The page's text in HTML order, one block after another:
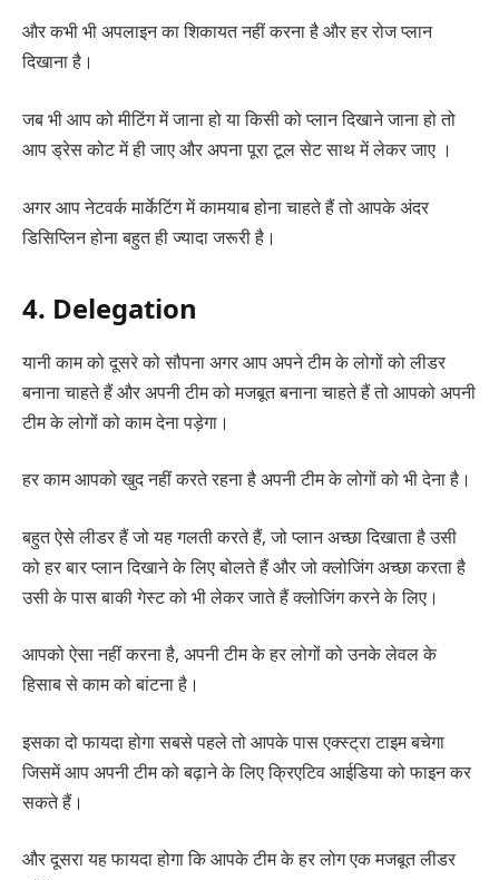
और कभी भी अपलाइन का शिकायत नहीं करना है और हर रोज प्लान
दिखाना है।
जब भी आप को मीटिंग में जाना हो या किसी को प्लान दिखाने जाना हो तो
आप ड्रेस कोट में ही जाए और अपना पूरा टूल सेट साथ में लेकर जाए ।
अगर आप नेटवर्क मार्केटिंग में कामयाब होना चाहते हैं तो आपके अंदर
डिसिप्लिन होना बहुत ही ज्यादा जरूरी है।
4. Delegation
यानी काम को दूसरे को सौपना अगर आप अपने टीम के लोगों को लीडर
बनाना चाहते हैं और अपनी टीम को मजबूत बनाना चाहते हैं तो आपको अपनी
टीम के लोगों को काम देना पड़ेगा।
हर काम आपको खुद नहीं करते रहना है अपनी टीम के लोगों को भी देना है।
बहुत ऐसे लीडर हैं जो यह गलती करते हैं, जो प्लान अच्छा दिखाता है उसी
को हर बार प्लान दिखाने के लिए बोलते हैं और जो क्लोजिंग अच्छा करता है
उसी के पास बाकी गेस्ट को भी लेकर जाते हैं क्लोजिंग करने के लिए।
आपको ऐसा नहीं करना है, अपनी टीम के हर लोगों को उनके लेवल के
हिसाब से काम को बांटना है।
इसका दो फायदा होगा सबसे पहले तो आपके पास एक्स्ट्रा टाइम बचेगा
जिसमें आप अपनी टीम को बढ़ाने के लिए क्रिएटिव आईडिया को फाइन कर
सकते हैं।
और दूसरा यह फायदा होगा कि आपके टीम के हर लोग एक मजबूत लीडर